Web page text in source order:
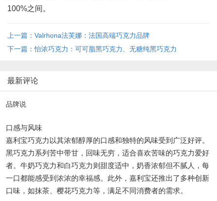
100%之间。
上一篇：Valrhona法芙娜：法国高端巧克力品牌
下一篇：怡浓巧克力：可可脂黑巧克力、无糖纯黑巧克力
最新评论
品牌说
口感与风味
嘉利宝巧克力以其浓郁醇厚的口感和独特的风味受到广泛好评。
黑巧克力系列苦中带甘，回味无穷，适合喜欢苦味的巧克力爱好
者。牛奶巧克力和白巧克力则甜度适中，奶香浓郁但不腻人，每
一口都能感受到浓浓的幸福感。此外，嘉利宝还推出了多种创新
口味，如抹茶、樱花巧克力等，满足不同消费者的需求。